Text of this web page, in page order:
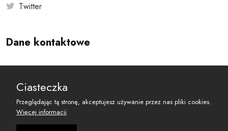
Twitter
Dane kontaktowe
reset@resetobywatelski.pl
Ciasteczka
Przeglądając tą stronę, akceptujesz używanie przez nas pliki cookies.
Więcej informacji